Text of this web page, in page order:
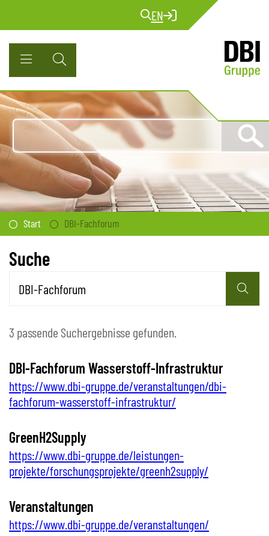
EN
Start DBI-Fachforum
Suche
3 passende Suchergebnisse gefunden.
DBI-Fachforum Wasserstoff-Infrastruktur
https://www.dbi-gruppe.de/veranstaltungen/dbi-
fachforum-wasserstoff-infrastruktur/
GreenH2Supply
https://www.dbi-gruppe.de/leistungen-
projekte/forschungsprojekte/greenh2supply/
Veranstaltungen
https://www.dbi-gruppe.de/veranstaltungen/